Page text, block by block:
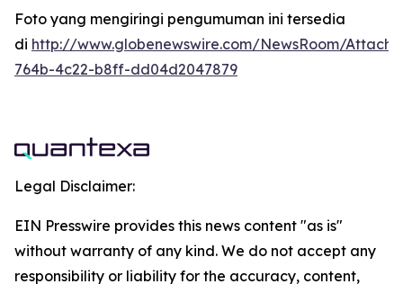
Foto yang mengiringi pengumuman ini tersedia
di http://www.globenewswire.com/NewsRoom/
764b-4c22-b8ff-dd04d2047879
Legal Disclaimer:
EIN Presswire provides this news content "as is"
without warranty of any kind. We do not accept any
responsibility or liability for the accuracy, content,